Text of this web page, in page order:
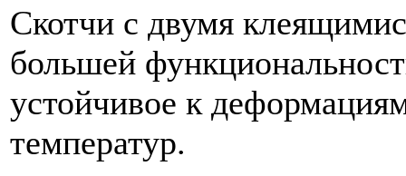
Скотчи с двумя
большей
устойчивое к
температур.